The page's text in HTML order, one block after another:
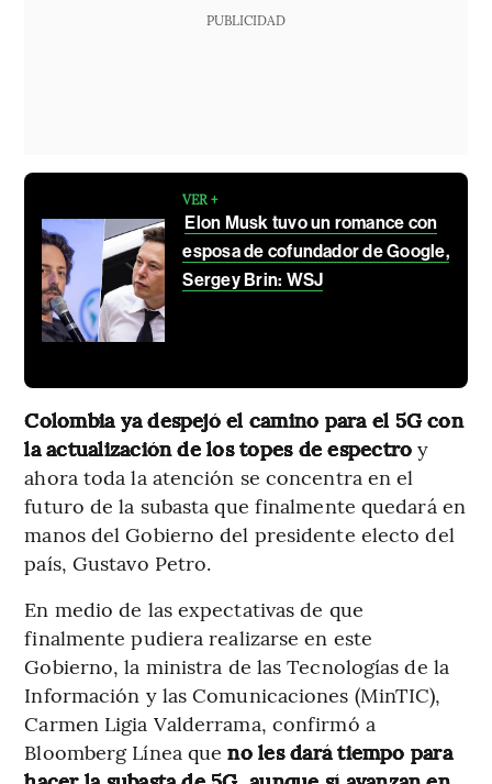
PUBLICIDAD
VER +
Elon Musk tuvo un romance con
esposa de cofundador de Google,
Sergey Brin: WSJ
Colombia ya despejó el camino para el 5G con
la actualización de los topes de espectro y
ahora toda la atención se concentra en el
futuro de la subasta que finalmente quedará en
manos del Gobierno del presidente electo del
país, Gustavo Petro.
En medio de las expectativas de que
finalmente pudiera realizarse en este
Gobierno, la ministra de las Tecnologías de la
Información y las Comunicaciones (MinTIC),
Carmen Ligia Valderrama, confirmó a
Bloomberg Línea queno les dará tiempo para